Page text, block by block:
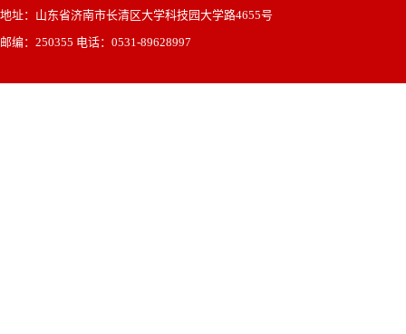
地址：山东省济南市长清区大学科技园大学路4655号
邮编：250355 电话：0531-89628997